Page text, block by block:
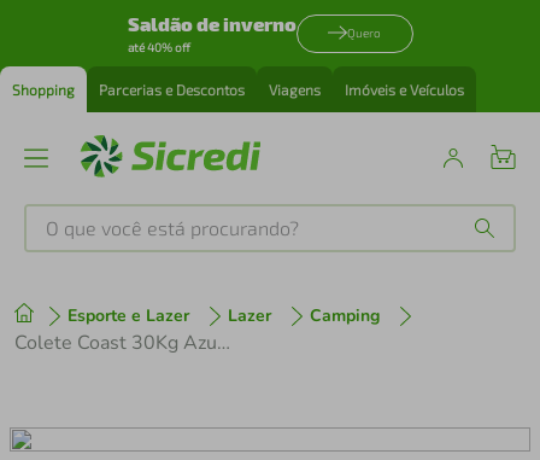
Saldão de inverno
até 40% off
Quero
Shopping Parcerias e Descontos Viagens Imóveis e Veículos
O que você está procurando?
Esporte e Lazer Lazer Camping
Colete Coast 30Kg Azul E Preto Nautika
1º tenis